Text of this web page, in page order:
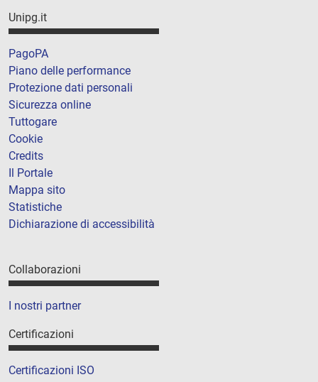
Unipg.it
PagoPA
Piano delle performance
Protezione dati personali
Sicurezza online
Tuttogare
Cookie
Credits
Il Portale
Mappa sito
Statistiche
Dichiarazione di accessibilità
Collaborazioni
I nostri partner
Certificazioni
Certificazioni ISO